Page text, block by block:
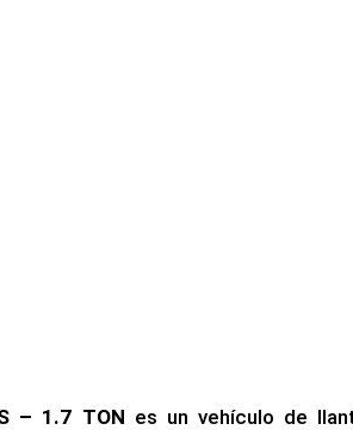
– 1.7 TON es un vehículo de